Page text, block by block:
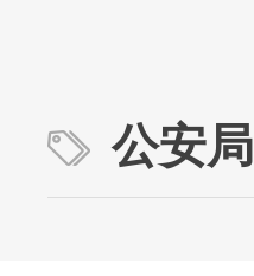
公安局